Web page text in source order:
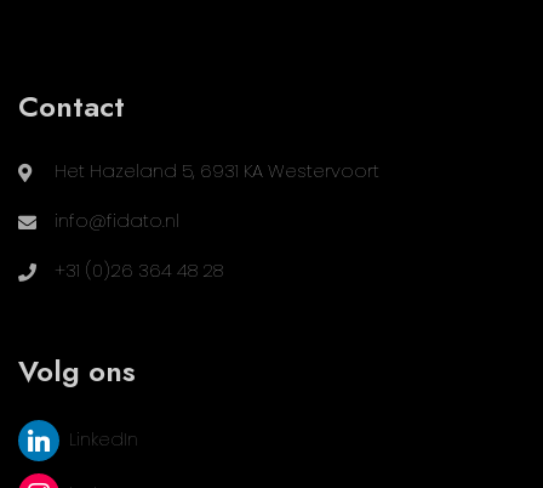
Contact
Het Hazeland 5, 6931 KA Westervoort
info@fidato.nl
+31 (0)26 364 48 28
Volg ons
LinkedIn